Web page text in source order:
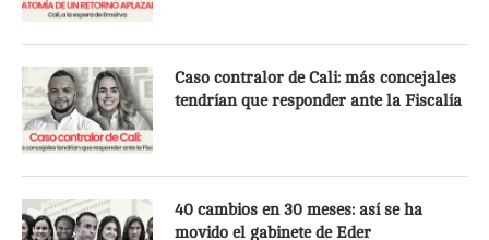
Caso contralor de Cali: más concejales
tendrían que responder ante la Fiscalía
40 cambios en 30 meses: así se ha
movido el gabinete de Eder